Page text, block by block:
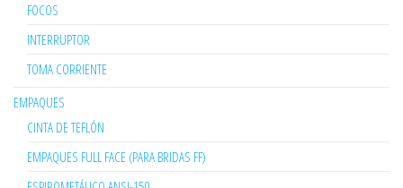
FOCOS
INTERRUPTOR
TOMA CORRIENTE
EMPAQUES
CINTA DE TEFLÓN
EMPAQUES FULL FACE (PARA BRIDAS FF)